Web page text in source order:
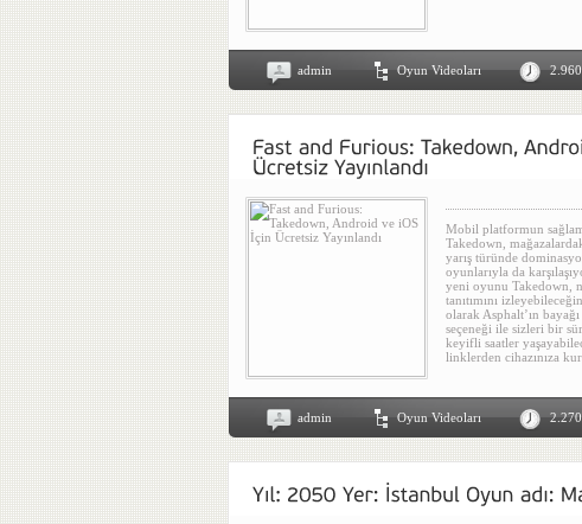
admin Oyun Videoları
Mobil platformun
Takedown,
yarış türünde
oyunlarıyla da
yeni oyunu Takedown,
tanıtımını
olarak Asphalt’ın
seçeneği ile sizleri bir
keyifli saatler
linklerden cihazınıza
admin Oyun Videoları